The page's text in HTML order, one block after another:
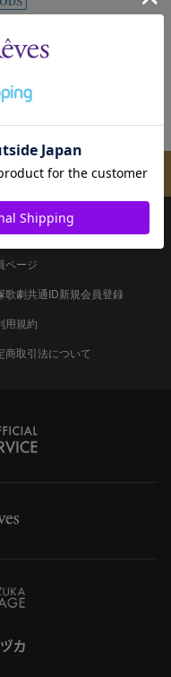
カートに入れる
案内
あるご質問
ページ
歌劇共通ID新規会員登録
用規約
商取引法について